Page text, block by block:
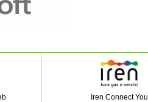
Iren Connect You